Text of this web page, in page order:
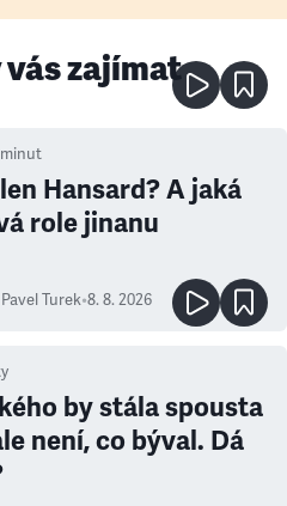
zajímat
Hansard? A jaká
role jinanu
Pavel Turek•8. 8. 2026
by stála spousta
není, co býval. Dá